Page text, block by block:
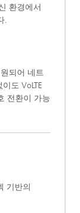
환경에서
.
되어 네트
도 VoLTE
전환이 가능
기반의